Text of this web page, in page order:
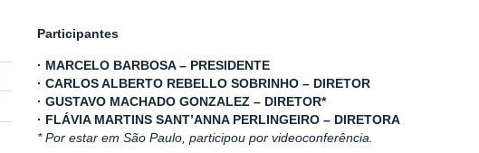
Participantes
· MARCELO BARBOSA – PRESIDENTE
· CARLOS ALBERTO REBELLO SOBRINHO – DIRETOR
· GUSTAVO MACHADO GONZALEZ – DIRETOR*
· FLÁVIA MARTINS SANT’ANNA PERLINGEIRO – DIRETORA
* Por estar em São Paulo, participou por videoconferência.